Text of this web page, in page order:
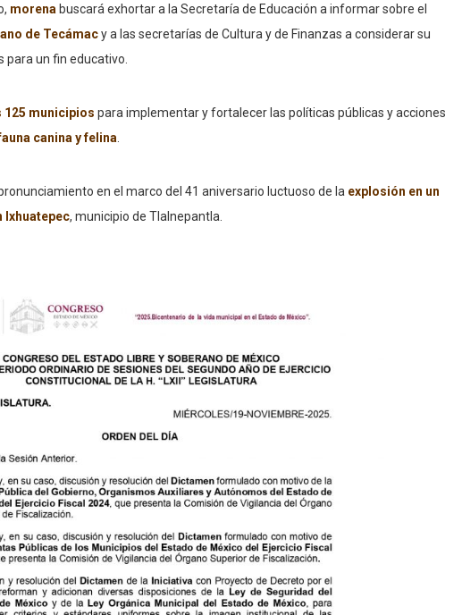
morena buscará exhortar a la Secretaría de Educación a informar sobre el
de Tecámacy a las secretarías de Cultura y de Finanzas a considerar su
para un fin educativo.
125 municipios para implementar y fortalecer las políticas públicas y acciones
canina y felina
en el marco del 41 aniversario luctuoso de la explosión en un
Ixhuatepec, municipio de Tlalnepantla.